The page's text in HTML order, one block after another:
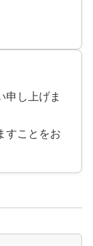
申し上げま
すことをお